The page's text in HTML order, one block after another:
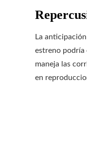
La
estreno podría
maneja las
en